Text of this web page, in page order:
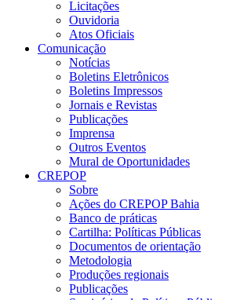
Licitações
Ouvidoria
Atos Oficiais
Comunicação
Notícias
Boletins Eletrônicos
Boletins Impressos
Jornais e Revistas
Publicações
Imprensa
Outros Eventos
Mural de Oportunidades
CREPOP
Sobre
Ações do CREPOP Bahia
Banco de práticas
Cartilha: Políticas Públicas
Documentos de orientação
Metodologia
Produções regionais
Publicações